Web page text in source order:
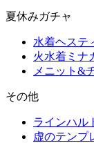
夏休みガチャ
水着ヘステ
火水着ミナ
メニット&
その他
ラインハル
虚のテンプ